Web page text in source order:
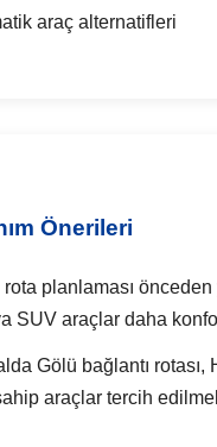
araç alternatifleri
Önerileri
planlaması
SUV araçlar daha
Gölü bağlantı rotası,
araçlar tercih